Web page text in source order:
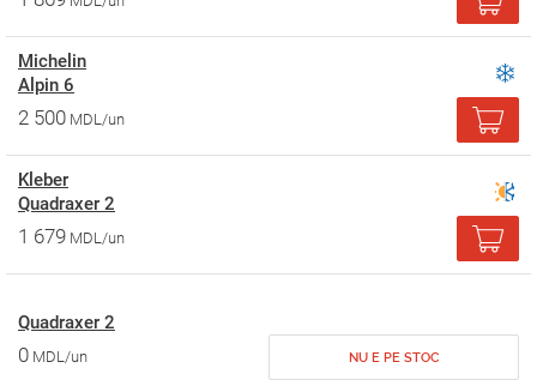
Michelin
Alpin 6
2 500 MDL/un
Kleber
Quadraxer 2
1 679 MDL/un
Quadraxer 2
0 MDL/un NU E PE STOC